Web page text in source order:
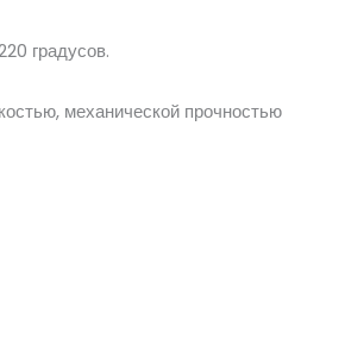
градусов.
механической прочностью